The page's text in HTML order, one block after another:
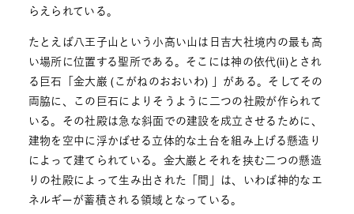
らえられている。
たとえば八王子山という小高い山は日吉大社境内の最も高
い場所に位置する聖所である。そこには神の依代(ii)とされ
る巨石「金大巌 (こがねのおおいわ) 」がある。そしてその
両脇に、この巨石によりそうように二つの社殿が作られて
いる。その社殿は急な斜面での建設を成立させるために、
建物を空中に浮かばせる立体的な土台を組み上げる懸造り
によって建てられている。金大巌とそれを挟む二つの懸造
りの社殿によって生み出された「間」は、いわば神的なエ
ネルギーが蓄積される領域となっている。